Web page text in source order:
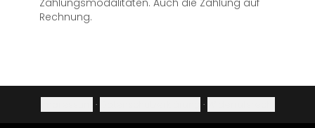
Zahlungsmodalitäten. Auch die Zahlung auf
Rechnung.
· ·